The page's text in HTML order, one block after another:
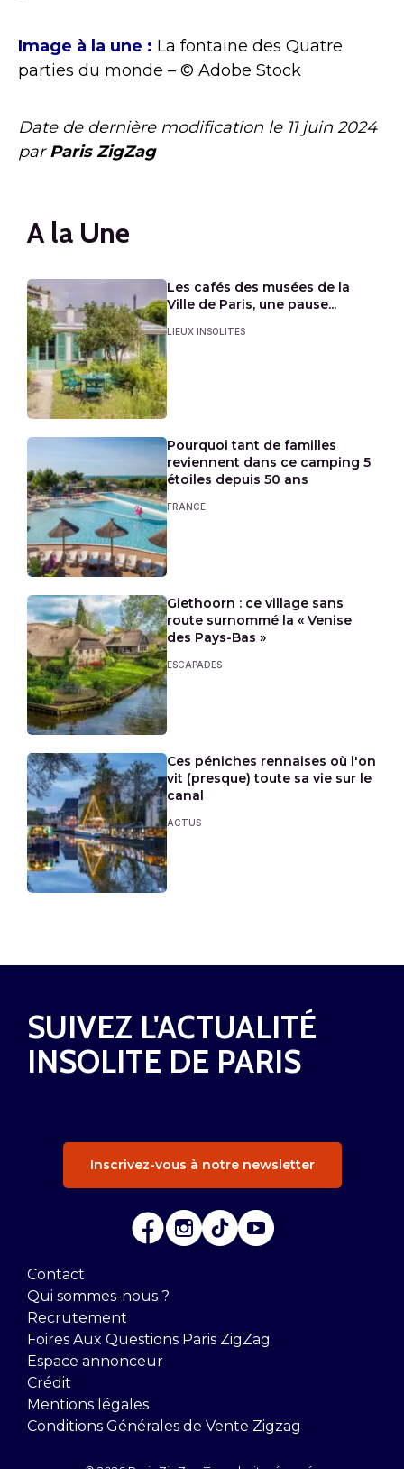
Image à la une : La fontaine des Quatre
parties du monde – © Adobe Stock
Date de dernière modification le 11 juin 2024
parParis ZigZag
A la Une
Les cafés des musées de la
Ville de Paris, une pause...
LIEUX INSOLITES
Pourquoi tant de familles
reviennent dans ce camping 5
étoiles depuis 50 ans
FRANCE
Giethoorn : ce village sans
route surnommé la « Venise
des Pays-Bas »
ESCAPADES
Ces péniches rennaises où l'on
vit (presque) toute sa vie sur le
canal
ACTUS
SUIVEZ L'ACTUALITÉ
INSOLITE DE PARIS
Inscrivez-vous à notre newsletter
Contact
Qui sommes-nous ?
Recrutement
Foires Aux Questions Paris ZigZag
Espace annonceur
Crédit
Mentions légales
Conditions Générales de Vente Zigzag